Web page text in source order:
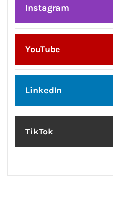
Instagram
YouTube
LinkedIn
TikTok